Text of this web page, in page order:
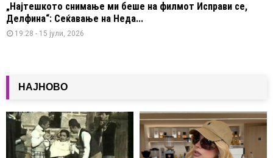
„Најтешкото снимање ми беше на филмот Исправи се,
Делфина“: Сеќавање на Неда...
19:28 - 15 јули, 2026
НАЈНОВО